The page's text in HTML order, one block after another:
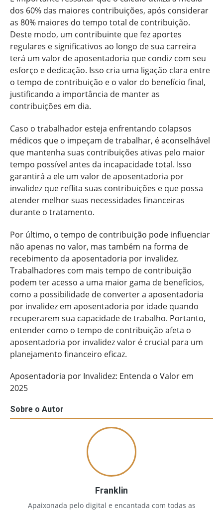
dos 60% das maiores contribuições, após considerar
as 80% maiores do tempo total de contribuição.
Deste modo, um contribuinte que fez aportes
regulares e significativos ao longo de sua carreira
terá um valor de aposentadoria que condiz com seu
esforço e dedicação. Isso cria uma ligação clara entre
o tempo de contribuição e o valor do benefício final,
justificando a importância de manter as
contribuições em dia.
Caso o trabalhador esteja enfrentando colapsos
médicos que o impeçam de trabalhar, é aconselhável
que mantenha suas contribuições ativas pelo maior
tempo possível antes da incapacidade total. Isso
garantirá a ele um valor de aposentadoria por
invalidez que reflita suas contribuições e que possa
atender melhor suas necessidades financeiras
durante o tratamento.
Por último, o tempo de contribuição pode influenciar
não apenas no valor, mas também na forma de
recebimento da aposentadoria por invalidez.
Trabalhadores com mais tempo de contribuição
podem ter acesso a uma maior gama de benefícios,
como a possibilidade de converter a aposentadoria
por invalidez em aposentadoria por idade quando
recuperarem sua capacidade de trabalho. Portanto,
entender como o tempo de contribuição afeta o
aposentadoria por invalidez valor é crucial para um
planejamento financeiro eficaz.
Aposentadoria por Invalidez: Entenda o Valor em
2025
Sobre o Autor
Franklin
Apaixonada pelo digital e encantada com todas as